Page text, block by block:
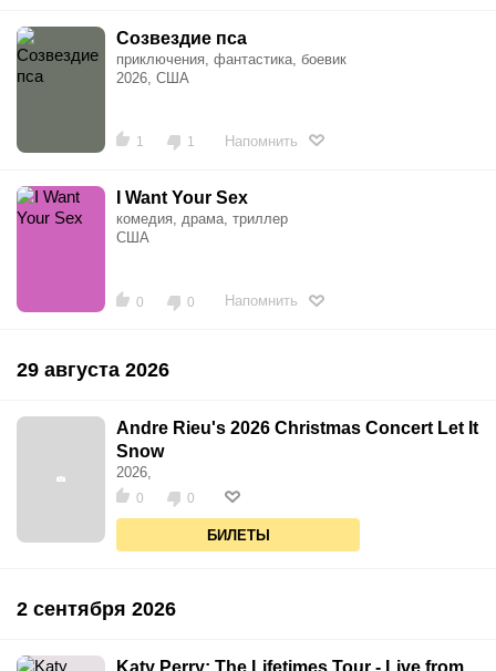
Созвездие пса
приключения, фантастика, боевик
2026, США
1 1 Напомнить
I Want Your Sex
комедия, драма, триллер
США
0 0 Напомнить
29 августа 2026
Andre Rieu's 2026 Christmas Concert Let It
Snow
2026,
0 0
БИЛЕТЫ
2 сентября 2026
Katy Perry: The Lifetimes Tour - Live from